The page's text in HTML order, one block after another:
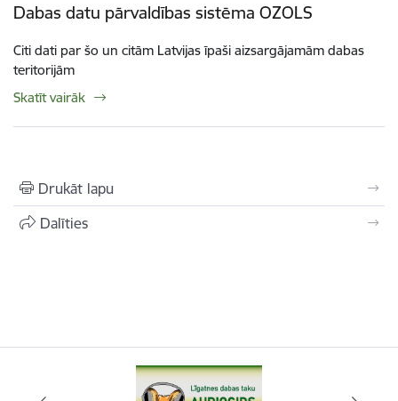
Dabas datu pārvaldības sistēma OZOLS
Citi dati par šo un citām Latvijas īpaši aizsargājamām dabas
teritorijām
Skatīt vairāk
Drukāt lapu
Dalīties